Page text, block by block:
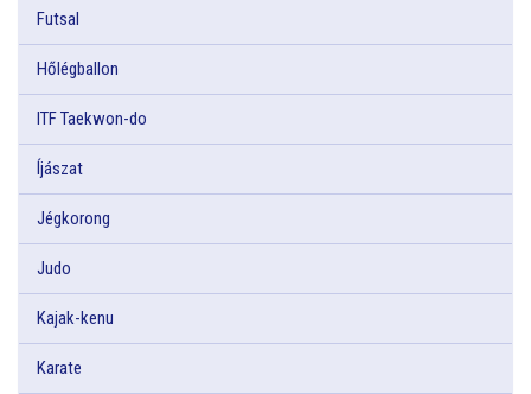
Futsal
Hőlégballon
ITF Taekwon-do
Íjászat
Jégkorong
Judo
Kajak-kenu
Karate